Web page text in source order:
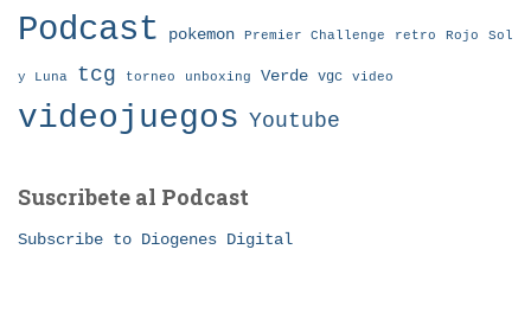
Podcast pokemon Premier Challenge retro Rojo Sol
y Luna tcg torneo unboxing Verde vgc video
videojuegos Youtube
Suscribete al Podcast
Subscribe to Diogenes Digital